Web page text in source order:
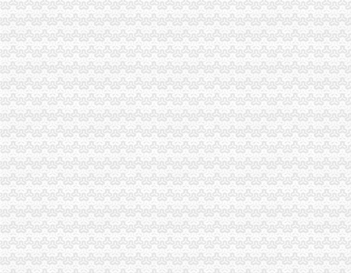
梁平局与渝中局共筑“两翼”重庆分公司注销农户万元增收平台
江北局重庆公司注销华新所创新形式丰富载体深入开展创先争优活动
沙坪坝局三举措化“两节”重庆公司注销市场监管
江津局重庆税务注销以四个注重为抓手大力发展微型企业
沙坪坝局重庆税务注销化农村经纪人培训效果明显
潼南“搭桥、修路、创牌、唱戏”重庆代办公司服务发展
高新区局“抓、建、、定”重庆分公司注销着力提升法制工作水平
彭水局重庆分公司注销建立六项制度积促进创先争优活动开展规范化
涪陵局重庆公司注销会同有关部门拆除城区87块大型户外广告牌
忠县局乌杨所“四突出”重庆税务注销加校园周边环境整
武隆局重庆营业执照注销江南所针对高温天气加三类食品监管
渝中局积搭建“两个平台”重庆代办公司菜园坝火车站地区综合整取得显著成效
綦江局竭力抓好“443”重庆税务注销认真化调研推行规范造典范
市重庆税务注销工商局近期抽检果蔬汁饮料合格率为100%
重庆市重庆代办公司工商局积推进工程建设领域实施企业信用报告制度工作取
江津局重庆代办公司真诚服务企业得到江津区主要领导批示肯定